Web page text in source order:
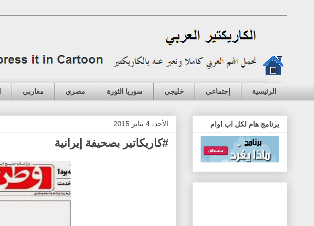
الرئيسية إجتماعي خليجي سوريا الثورة مصري مغاربي
الأحد، 4 يناير 2015
#كاريكاتير بصحيفة إيرانية
يرنامج هام لكل اب اوام